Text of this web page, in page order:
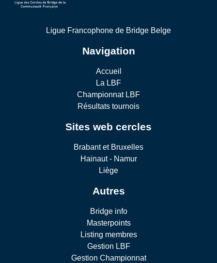
Ligue Francophone de Bridge Belge
Navigation
Accueil
La LBF
Championnat LBF
Résultats tournois
Sites web cercles
Brabant et Bruxelles
Hainaut - Namur
Liège
Autres
Bridge info
Masterpoints
Listing membres
Gestion LBF
Gestion Championnat